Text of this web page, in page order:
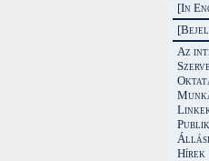
[In
Az
Hírek